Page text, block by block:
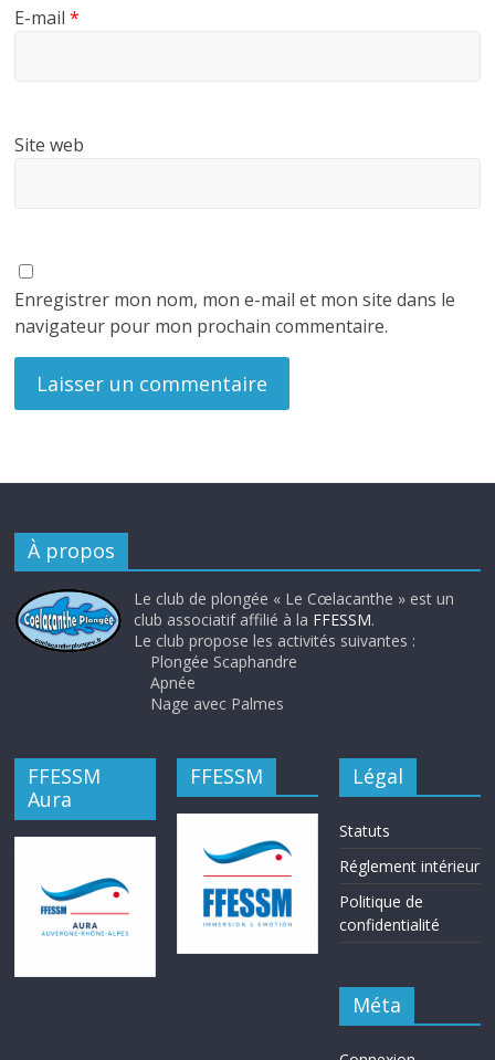
E-mail*
Site web
Enregistrer mon nom, mon e-mail et mon site dans le
navigateur pour mon prochain commentaire.
À propos
Le club de plongée « Le Cœlacanthe » est un
club associatif affilié à la FFESSM.
Le club propose les activités suivantes :
Plongée Scaphandre
Apnée
Nage avec Palmes
FFESSM
Aura
FFESSM Légal
Statuts
Réglement intérieur
Politique de
confidentialité
Méta